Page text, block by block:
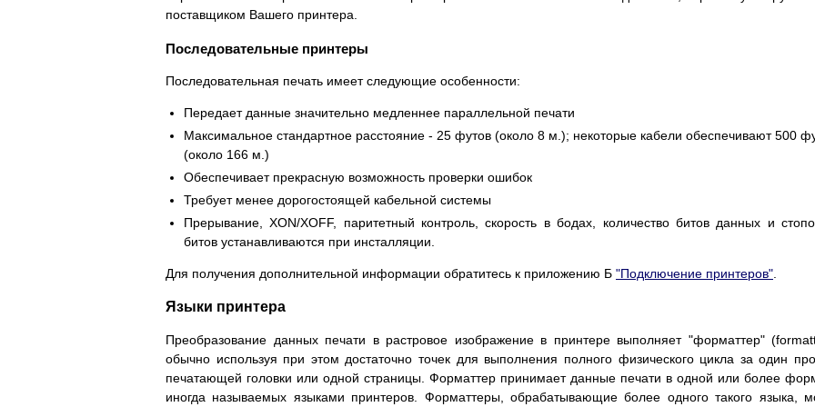
поставщиком Вашего принтера.
Последовательные принтеры
Последовательная печать имеет следующие особенности:
Передает данные значительно медленнее параллельной печати
Максимальное стандартное расстояние - 25 футов (около 8 м.); некоторые кабели обеспечивают 500
(около 166 м.)
Обеспечивает прекрасную возможность проверки ошибок
Требует менее дорогостоящей кабельной системы
Прерывание, XON/XOFF, паритетный контроль, скорость в бодах, количество битов данных и
битов устанавливаются при инсталляции.
Для получения дополнительной информации обратитесь к приложению Б "Подключение принтеров"
Языки принтера
Преобразование данных печати в растровое изображение в принтере выполняет "форматтер"
обычно используя при этом достаточно точек для выполнения полного физического цикла за один
печатающей головки или одной страницы. Форматтер принимает данные печати в одной или более
иногда называемых языками принтеров. Форматтеры, обрабатывающие более одного такого языка,